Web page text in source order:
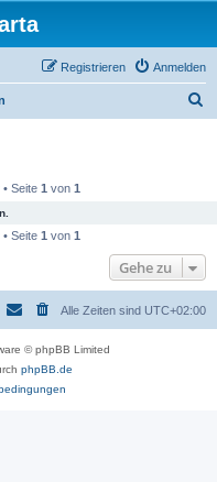
Anmelden
Registrieren
Seite 1 von 1
Seite 1 von 1
Gehe zu
Alle Zeiten sind UTC+02:00
© phpBB Limited
phpBB.de